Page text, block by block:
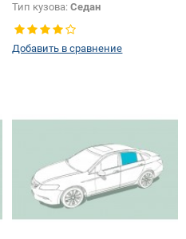
Тип кузова:Седан
Тип стекла:Боковое стекло левое
Добавить в сравнение